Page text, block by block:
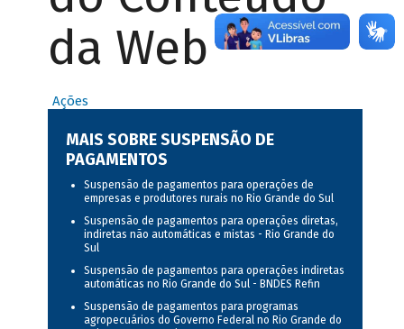
da Web
Ações
MAIS SOBRE SUSPENSÃO DE
PAGAMENTOS
Suspensão de pagamentos para operações de
empresas e produtores rurais no Rio Grande do Sul
Suspensão de pagamentos para operações diretas,
indiretas não automáticas e mistas - Rio Grande do
Sul
Suspensão de pagamentos para operações indiretas
automáticas no Rio Grande do Sul - BNDES Refin
Suspensão de pagamentos para programas
agropecuários do Governo Federal no Rio Grande do